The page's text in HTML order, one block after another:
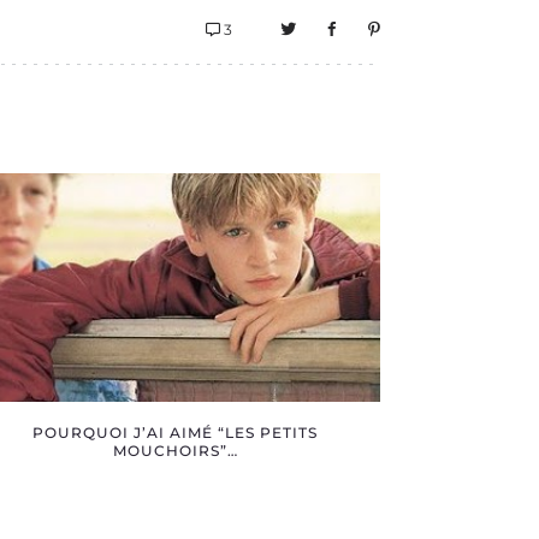
3
POURQUOI J’AI AIMÉ “LES PETITS
MOUCHOIRS”…